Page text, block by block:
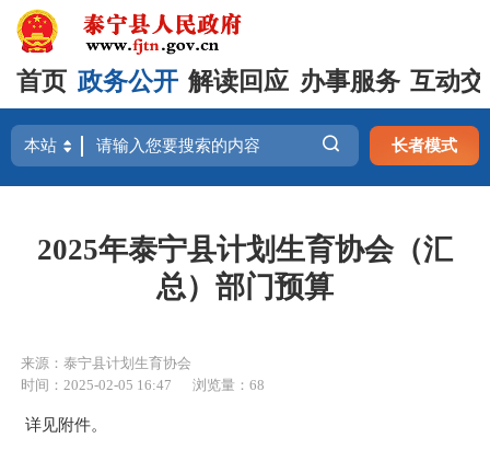
首页 政务公开 解读回应 办事服务 互动
长者模式
2025年泰宁县计划生育协会（汇
总）部门预算
来源：泰宁县计划生育协会
时间：2025-02-05 16:47
浏览量：68
详见附件。